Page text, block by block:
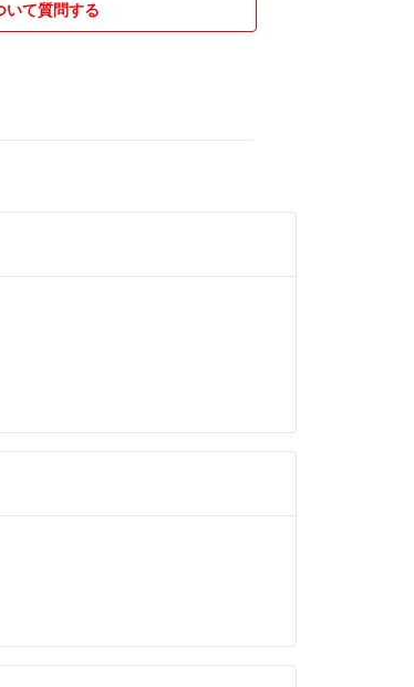
いて質問する